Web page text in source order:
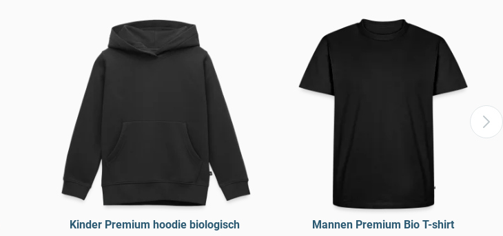
Kinder Premium hoodie biologisch Mannen Premium Bio T-shirt